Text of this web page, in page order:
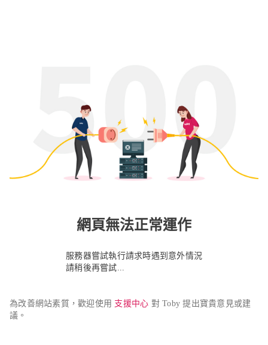
網頁無法正常運作
服務器嘗試執行請求時遇到意外情況
請稍後再嘗試...
為改善網站素質，歡迎使用 支援中心 對 Toby 提出寶貴意見或建
議。